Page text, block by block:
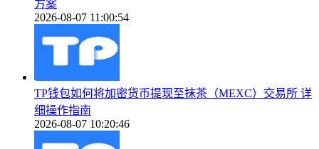
方案
2026-08-07 11:00:54
TP钱包如何将加密货币提现至抹茶（MEXC）交易所 详
细操作指南
2026-08-07 10:20:46